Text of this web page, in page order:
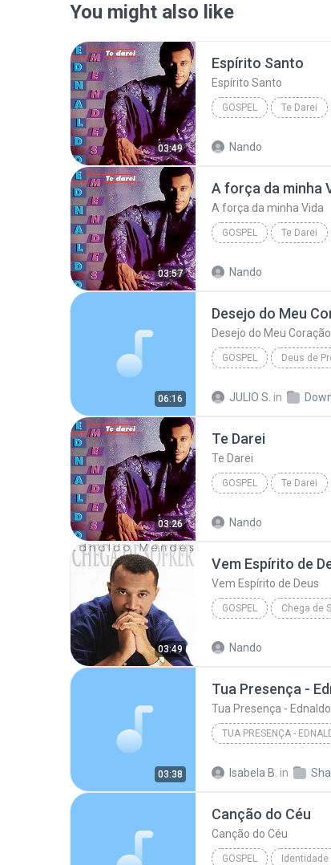
You might also like
03:49
Espírito Santo
Espírito Santo
GOSPEL Te Darei
Nando
03:57
A força da minha
A força da minha Vida
GOSPEL Te Darei
Nando
06:16
Desejo do Meu
Desejo do Meu Coração
GOSPEL Deus de
JULIO S. in
03:26
Te Darei
Te Darei
GOSPEL Te Darei
Nando
03:49
Vem Espírito de
Vem Espírito de Deus
GOSPEL Chega de
Nando
03:38
Tua Presença -
Tua Presença -
Isabela B. in
Canção do Céu
Canção do Céu
GOSPEL Identidade